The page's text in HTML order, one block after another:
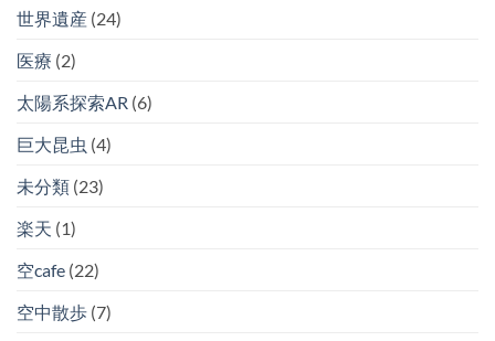
世界遺産 (24)
医療 (2)
太陽系探索AR (6)
巨大昆虫 (4)
未分類 (23)
楽天 (1)
空cafe (22)
空中散歩 (7)